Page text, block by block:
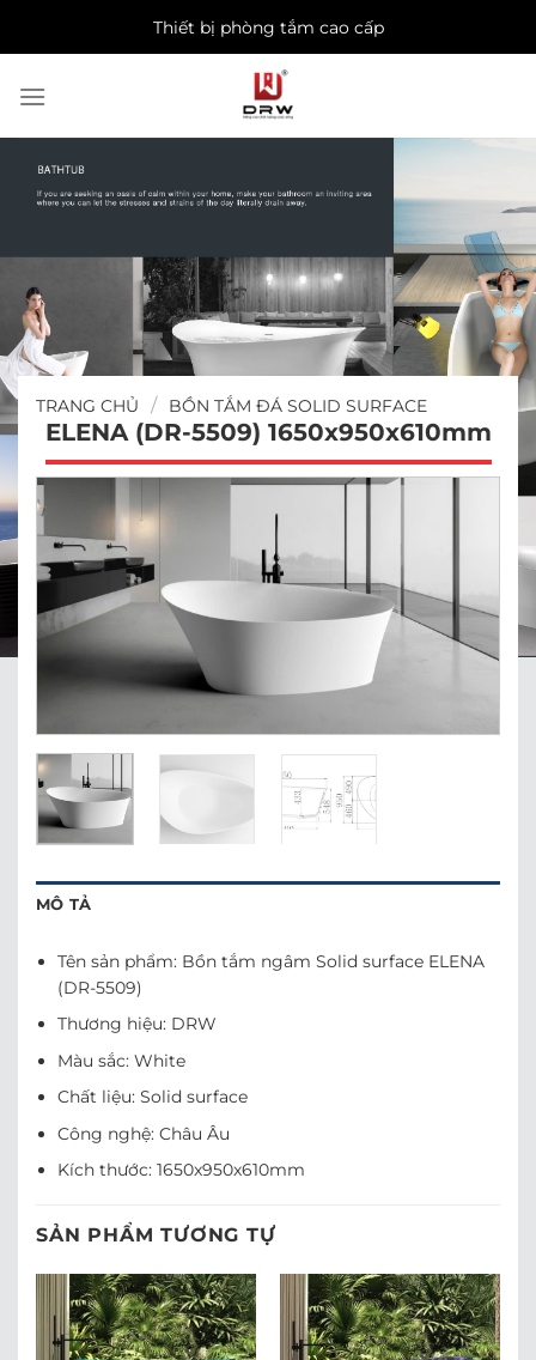
Thiết bị phòng tắm cao cấp
TRANG CHỦ / BỒN TẮM ĐÁ SOLID SURFACE
ELENA (DR-5509) 1650x950x610mm
MÔ TẢ
Tên sản phẩm: Bồn tắm ngâm Solid surface ELENA
(DR-5509)
Thương hiệu: DRW
Màu sắc: White
Chất liệu: Solid surface
Công nghệ: Châu Âu
Kích thước: 1650x950x610mm
SẢN PHẨM TƯƠNG TỰ